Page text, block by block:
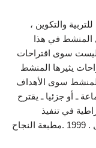
والتكوين ،
المنشط في هذا
ليست سوى اقتراحات
يثيرها المنشط
المنشط سوى الأهداف
ـ أو جزئيا ـ يقترح
في تنفيذ
الخطةـ>( مجلة سيكلوجية التربية . العدد الأول . 1999 .مطبعة النجاح